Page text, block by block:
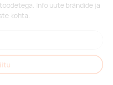
Info uute brändide ja
kohta.